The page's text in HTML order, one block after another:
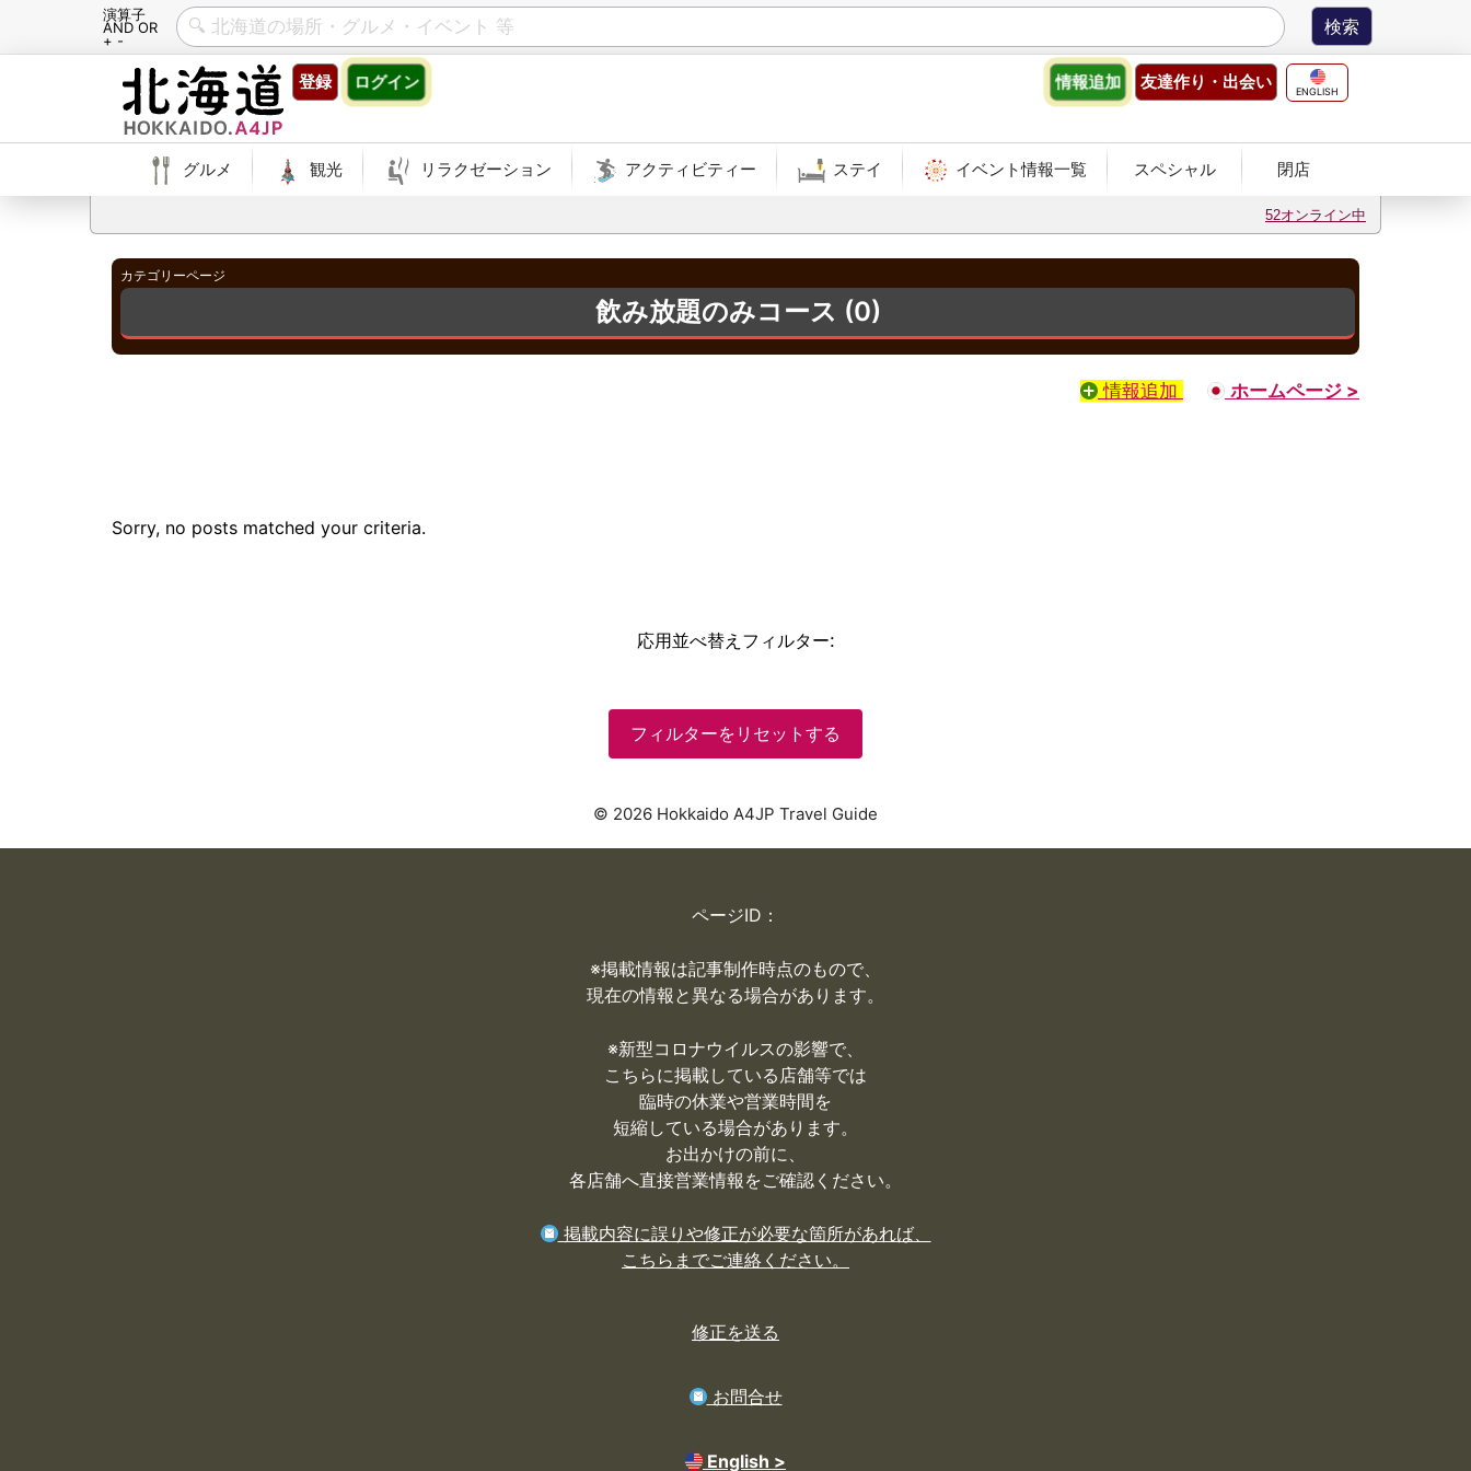
演算子
AND OR
+ -
登録 ログイン ENGLISH
友達作り ・出会い
情報追加
グルメ 観光 リラクゼーション アクティビティー ステイ イベント情報一覧 スペシャル 閉店
52オンライン中
カテゴリーページ
飲み放題のみコース (0)
情報追加 ホームページ >
Sorry, no posts matched your criteria.
応用並べ替えフィルター:
フィルターをリセットする
© 2026 Hokkaido A4JP Travel Guide
ページID：
※掲載情報は記事制作時点のもので、
現在の情報と異なる場合があります。
※新型コロナウイルスの影響で、
こちらに掲載している店舗等では
臨時の休業や営業時間を
短縮している場合があります。
お出かけの前に、
各店舗へ直接営業情報をご確認ください。
掲載内容に誤りや修正が必要な箇所があれば、
こちらまでご連絡ください。
修正を送る
お問合せ
English >